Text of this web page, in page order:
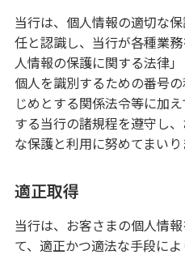
当行は、個人情報の適切な
任と認識し、当行が各種業
人情報の保護に関する法律
個人を識別するための番号
じめとする関係法令等に加
する当行の諸規程を遵守し
な保護と利用に努めてまいり
適正取得
当行は、お客さまの個人情
て、適正かつ適法な手段によ